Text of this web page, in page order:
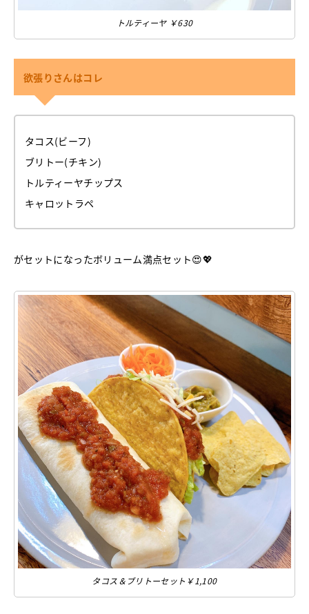
トルティーヤ ￥630
欲張りさんはコレ
タコス(ビーフ)
ブリトー(チキン)
トルティーヤチップス
キャロットラペ
がセットになったボリューム満点セット😍💖
タコス＆ブリトーセット￥1,100